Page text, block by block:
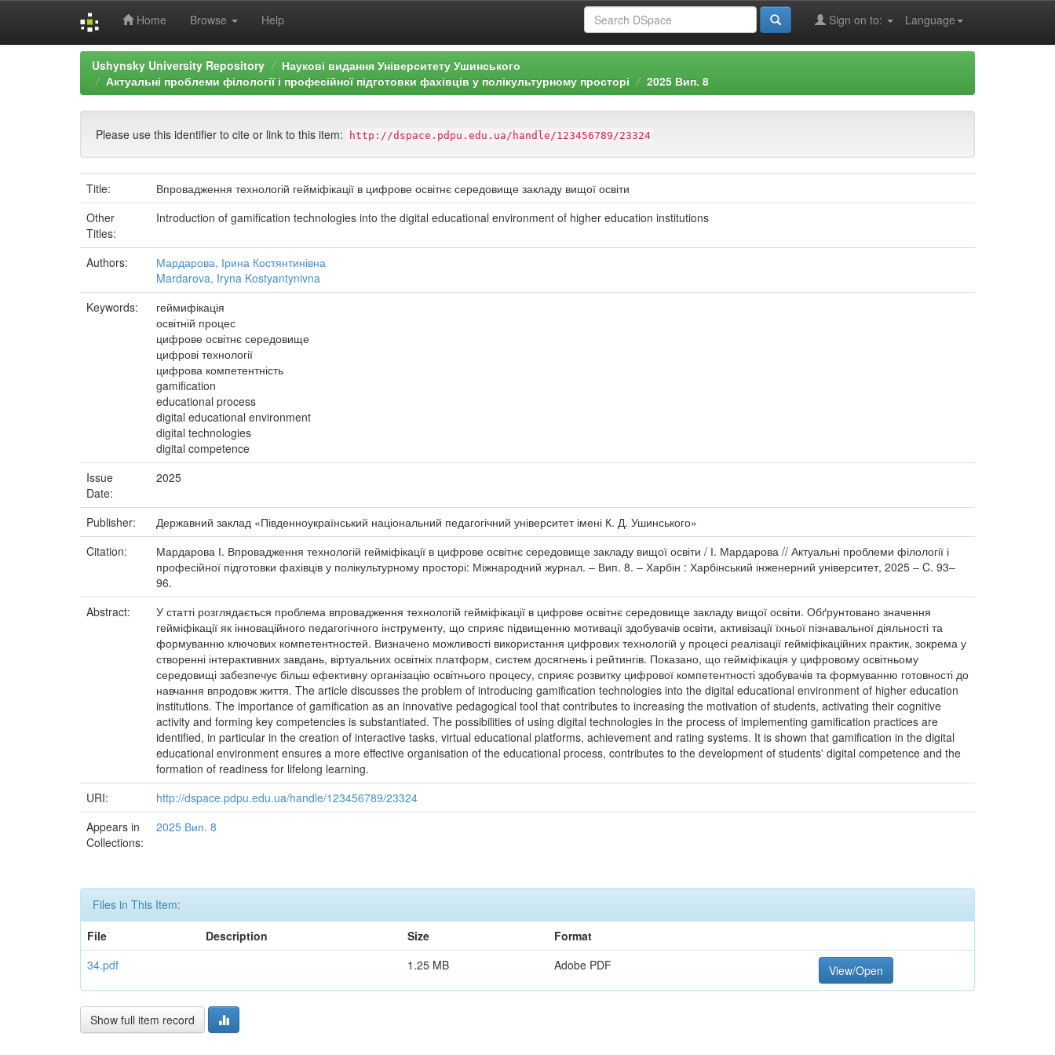
Home Browse Help Language
Sign on to:
Ushynsky University Repository
Наукові видання Університету Ушинського
Актуальні проблеми філології і професійної підготовки фахівців у полікультурному просторі
2025 Вип. 8
Please use this identifier to cite or link to this item: http://dspace.pdpu.edu.ua/handle/123456789/23324
Title:
Впровадження технологій гейміфікації в цифрове освітнє середовище закладу вищої освіти
Other
Titles:
Introduction of gamification technologies into the digital educational environment of higher education institutions
Authors:
Мардарова, Ірина Костянтинівна
Mardarova, Iryna Kostyantynivna
Keywords:
геймифікація
освітній процес
цифрове освітнє середовище
цифрові технології
цифрова компетентність
gamification
educational process
digital educational environment
digital technologies
digital competence
Issue
Date:
2025
Publisher:
Державний заклад «Південноукраїнський національний педагогічний університет імені К. Д. Ушинського»
Citation:
Мардарова І. Впровадження технологій гейміфікації в цифрове освітнє середовище закладу вищої освіти / І. Мардарова // Актуальні проблеми філології і
професійної підготовки фахівців у полікультурному просторі: Міжнародний журнал. – Вип. 8. – Харбін : Харбінський інженерний університет, 2025 ‒ C. 93–
96.
Abstract:
У статті розглядається проблема впровадження технологій гейміфікації в цифрове освітнє середовище закладу вищої освіти. Обґрунтовано значення
гейміфікації як інноваційного педагогічного інструменту, що сприяє підвищенню мотивації здобувачів освіти, активізації їхньої пізнавальної діяльності та
формуванню ключових компетентностей. Визначено можливості використання цифрових технологій у процесі реалізації гейміфікаційних практик, зокрема у
створенні інтерактивних завдань, віртуальних освітніх платформ, систем досягнень і рейтингів. Показано, що гейміфікація у цифровому освітньому
середовищі забезпечує більш ефективну організацію освітнього процесу, сприяє розвитку цифрової компетентності здобувачів та формуванню готовності до
навчання впродовж життя. The article discusses the problem of introducing gamification technologies into the digital educational environment of higher education
institutions. The importance of gamification as an innovative pedagogical tool that contributes to increasing the motivation of students, activating their cognitive
activity and forming key competencies is substantiated. The possibilities of using digital technologies in the process of implementing gamification practices are
identified, in particular in the creation of interactive tasks, virtual educational platforms, achievement and rating systems. It is shown that gamification in the digital
educational environment ensures a more effective organisation of the educational process, contributes to the development of students' digital competence and the
formation of readiness for lifelong learning.
URI:
http://dspace.pdpu.edu.ua/handle/123456789/23324
Appears in
Collections:
2025 Вип. 8
Files in This Item:
File
Description Size
Format
34.pdf
1.25 MB Adobe PDF View/Open
Show full item record